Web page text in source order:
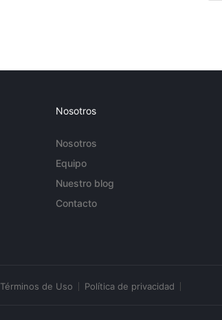
Nosotros
Nosotros
Equipo
Nuestro blog
Contacto
Términos de Uso Política de privacidad